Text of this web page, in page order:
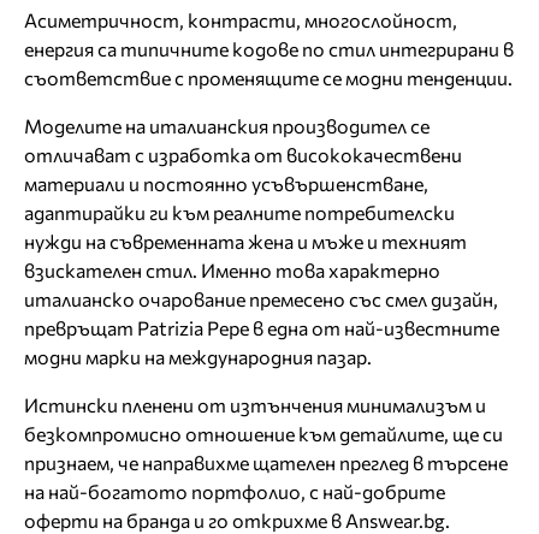
Асиметричност, контрасти, многослойност,
енергия са типичните кодове по стил интегрирани в
съответствие с променящите се модни тенденции.
Моделите на италианския производител се
отличават с изработка от висококачествени
материали и постоянно усъвършенстване,
адаптирайки ги към реалните потребителски
нужди на съвременната жена и мъже и техният
взискателен стил. Именно това характерно
италианско очарование премесено със смел дизайн,
превръщат Patrizia Pepe в една от най-известните
модни марки на международния пазар.
Истински пленени от изтънчения минимализъм и
безкомпромисно отношение към детайлите, ще си
признаем, че направихме щателен преглед в търсене
на най-богатото портфолио, с най-добрите
оферти на бранда и го открихме в Answear.bg.